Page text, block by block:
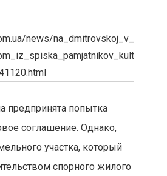
news/na_dmitrovskoj_v_
предпринята попытка
соглашение. Однако,
участка, который
спорного жилого